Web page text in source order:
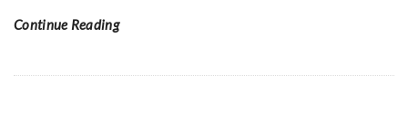
Continue Reading